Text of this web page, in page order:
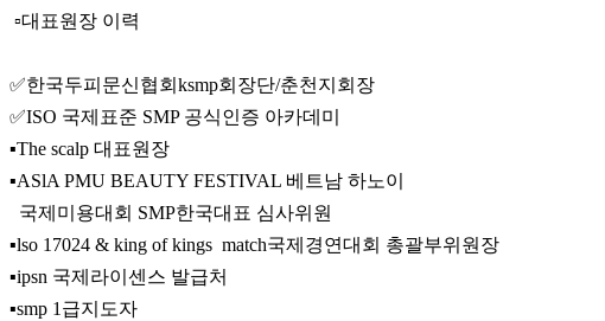
▫️대표원장 이력
✅️한국두피문신협회ksmp회장단/춘천지회장
✅️ISO 국제표준 SMP 공식인증 아카데미
▪️The scalp 대표원장
▪️ASlA PMU BEAUTY FESTIVAL 베트남 하노이
국제미용대회 SMP한국대표 심사위원
▪️lso 17024 & king of kings match국제경연대회 총괄부위원장
▪️ipsn 국제라이센스 발급처
▪️smp 1급지도자